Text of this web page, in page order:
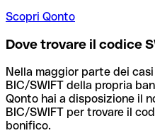
Scopri Qonto
Dove trovare il codice
Nella maggior parte dei
BIC/SWIFT della propria
Qonto hai a disposizione il
BIC/SWIFT per trovare il
bonifico.